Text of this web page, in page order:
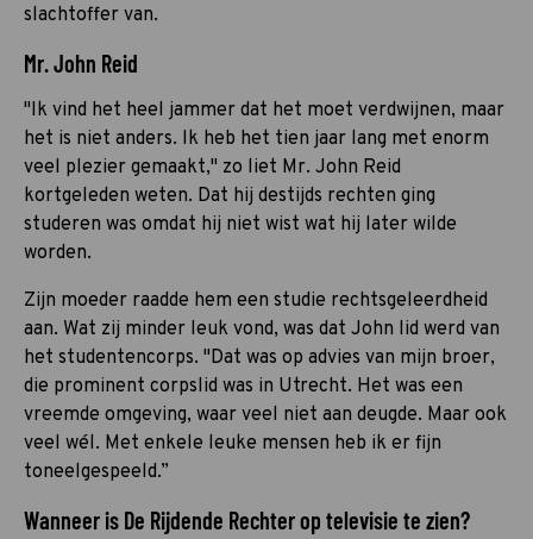
slachtoffer van.
Mr. John Reid
"Ik vind het heel jammer dat het moet verdwijnen, maar
het is niet anders. Ik heb het tien jaar lang met enorm
veel plezier gemaakt," zo liet Mr. John Reid
kortgeleden weten. Dat hij destijds rechten ging
studeren was omdat hij niet wist wat hij later wilde
worden.
Zijn moeder raadde hem een studie rechtsgeleerdheid
aan. Wat zij minder leuk vond, was dat John lid werd van
het studentencorps. "Dat was op advies van mijn broer,
die prominent corpslid was in Utrecht. Het was een
vreemde omgeving, waar veel niet aan deugde. Maar ook
veel wél. Met enkele leuke mensen heb ik er fijn
toneelgespeeld.”
Wanneer is De Rijdende Rechter op televisie te zien?